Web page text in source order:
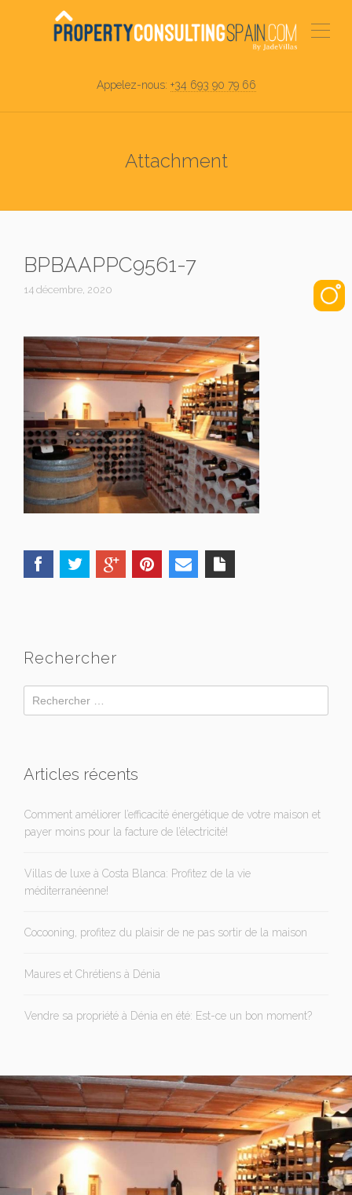
Appelez-nous: +34 693 90 79 66
Attachment
BPBAAPPC9561-7
14 décembre, 2020
Rechercher
Articles récents
Comment améliorer l’efficacité énergétique de votre maison et
payer moins pour la facture de l’électricité!
Villas de luxe à Costa Blanca: Profitez de la vie
méditerranéenne!
Cocooning, profitez du plaisir de ne pas sortir de la maison
Maures et Chrétiens à Dénia
Vendre sa propriété à Dénia en été: Est-ce un bon moment?